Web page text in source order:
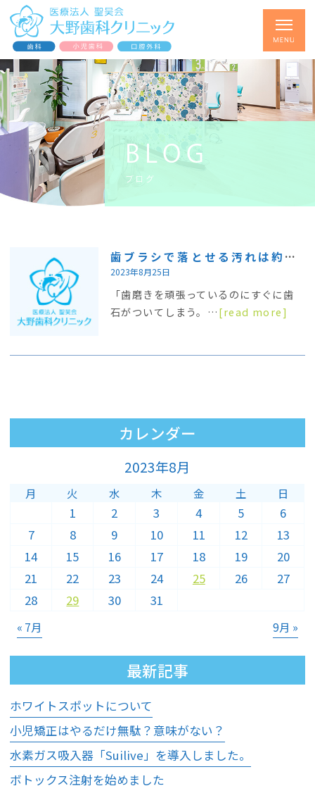
BLOG
ブログ
歯ブラシで落とせる汚れは約６０％
2023年8月25日
「歯磨きを頑張っているのにすぐに歯
石がついてしまう。…[read more]
カレンダー
2023年8月
月 火 水 木 金 土 日
1 2 3 4 5
6
7
8 9 10 11 12
13
14
15 16 17 18 19
20
21
22 23 24 25 26
27
28
29 30 31
« 7月 9月 »
最新記事
ホワイトスポットについて
小児矯正はやるだけ無駄？意味がない？
水素ガス吸入器「Suilive」を導入しました。
ボトックス注射を始めました